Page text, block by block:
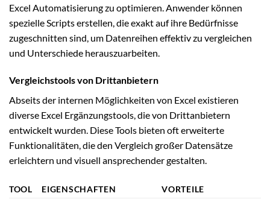
Excel Automatisierung zu optimieren. Anwender können
spezielle Scripts erstellen, die exakt auf ihre Bedürfnisse
zugeschnitten sind, um Datenreihen effektiv zu vergleichen
und Unterschiede herauszuarbeiten.
Vergleichstools von Drittanbietern
Abseits der internen Möglichkeiten von Excel existieren
diverse Excel Ergänzungstools, die von Drittanbietern
entwickelt wurden. Diese Tools bieten oft erweiterte
Funktionalitäten, die den Vergleich großer Datensätze
erleichtern und visuell ansprechender gestalten.
TOOL EIGENSCHAFTEN VORTEILE